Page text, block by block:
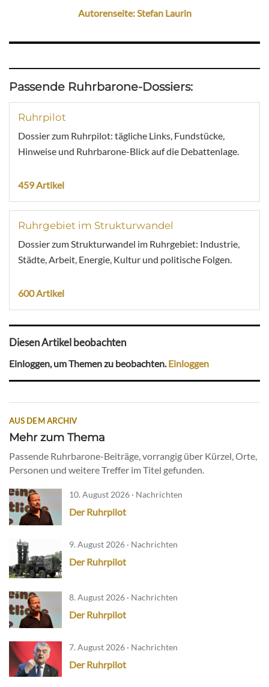
Autorenseite: Stefan Laurin
Passende Ruhrbarone-Dossiers:
Ruhrpilot
Dossier zum Ruhrpilot: tägliche Links, Fundstücke,
Hinweise und Ruhrbarone-Blick auf die Debattenlage.
459 Artikel
Ruhrgebiet im Strukturwandel
Dossier zum Strukturwandel im Ruhrgebiet: Industrie,
Städte, Arbeit, Energie, Kultur und politische Folgen.
600 Artikel
Diesen Artikel beobachten
Einloggen, um Themen zu beobachten.Einloggen
AUS DEM ARCHIV
Mehr zum Thema
Passende Ruhrbarone-Beiträge, vorrangig über Kürzel, Orte,
Personen und weitere Treffer im Titel gefunden.
10. August 2026 · Nachrichten
Der Ruhrpilot
9. August 2026 · Nachrichten
Der Ruhrpilot
8. August 2026 · Nachrichten
Der Ruhrpilot
7. August 2026 · Nachrichten
Der Ruhrpilot